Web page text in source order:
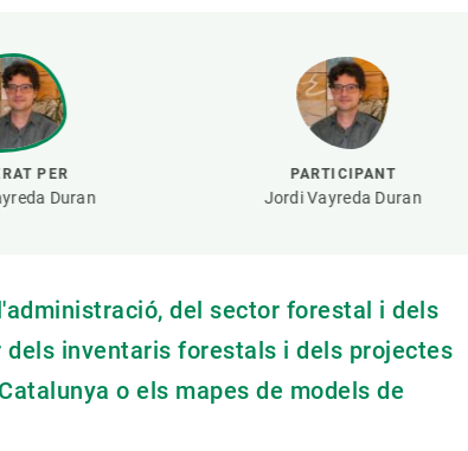
PER
Duran
PARTICIPANT
Jordi Vayreda Duran
del sector forestal i dels
inventaris forestals i dels projectes
o els mapes de models de
Segell de bones pràctiques HRS4R
Un lloc on créixer
Desenvolupament de carrera
Seminaris i activitats internes